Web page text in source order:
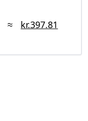
≈ kr.397.81